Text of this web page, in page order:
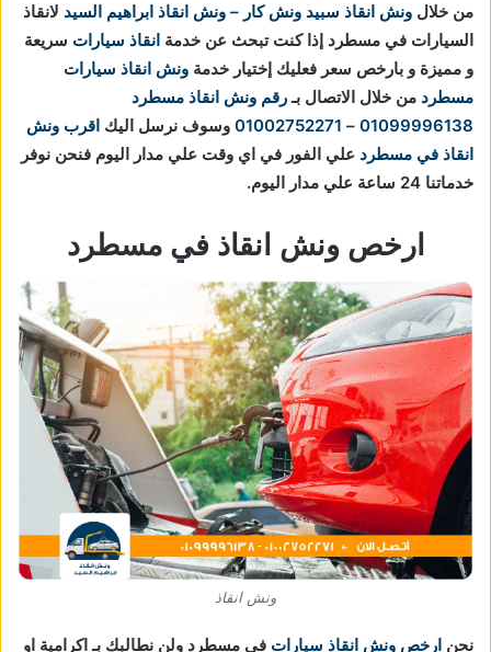
من خلال ونش انقاذ سبيد ونش كار – ونش انقاذ ابراهيم السيد لانقاذ
السيارات في مسطرد إذا كنت تبحث عن خدمة انقاذ سيارات سريعة
و مميزة و بارخص سعر فعليك إختيار خدمة ونش انقاذ سيارات
مسطرد من خلال الاتصال بـرقم ونش انقاذ مسطرد
01099996138
–
01002752271 وسوف نرسل اليك اقرب ونش
انقاذ في مسطرد علي الفور في اي وقت علي مدار اليوم فنحن نوفر
خدماتنا 24 ساعة علي مدار اليوم.
ارخص ونش انقاذ في مسطرد
ونش انقاذ
نحن ارخص ونش انقاذ سيارات في مسطرد ولن نطالبك بـ اكرامية او